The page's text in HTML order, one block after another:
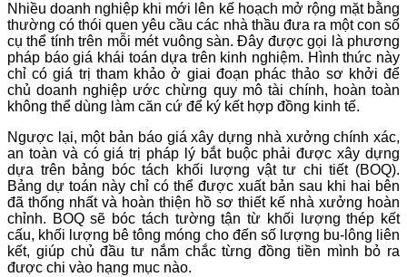
Nhiều doanh nghiệp khi mới lên kế hoạch mở rộng mặt bằng
thường có thói quen yêu cầu các nhà thầu đưa ra một con số
cụ thể tính trên mỗi mét vuông sàn. Đây được gọi là phương
pháp báo giá khái toán dựa trên kinh nghiệm. Hình thức này
chỉ có giá trị tham khảo ở giai đoạn phác thảo sơ khởi để
chủ doanh nghiệp ước chừng quy mô tài chính, hoàn toàn
không thể dùng làm căn cứ để ký kết hợp đồng kinh tế.
Ngược lại, một bản báo giá xây dựng nhà xưởng chính xác,
an toàn và có giá trị pháp lý bắt buộc phải được xây dựng
dựa trên bảng bóc tách khối lượng vật tư chi tiết (BOQ).
Bảng dự toán này chỉ có thể được xuất bản sau khi hai bên
đã thống nhất và hoàn thiện hồ sơ thiết kế nhà xưởng hoàn
chỉnh. BOQ sẽ bóc tách tường tận từ khối lượng thép kết
cấu, khối lượng bê tông móng cho đến số lượng bu-lông liên
kết, giúp chủ đầu tư nắm chắc từng đồng tiền mình bỏ ra
được chi vào hạng mục nào.